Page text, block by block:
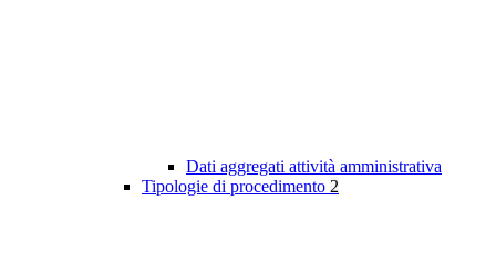
Dati aggregati attività amministrativa
Tipologie di procedimento 2